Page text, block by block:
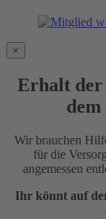
×
Erhalt der
Wir brauchen
für die
angemessen
Ihr könnt auf